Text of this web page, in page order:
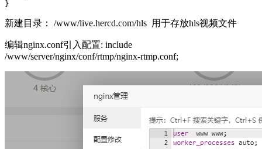
新建目录： /www/live.hercd.com/hls 用于存放hls视频文件
编辑nginx.conf引入配置: include
/www/server/nginx/conf/rtmp/nginx-rtmp.conf;